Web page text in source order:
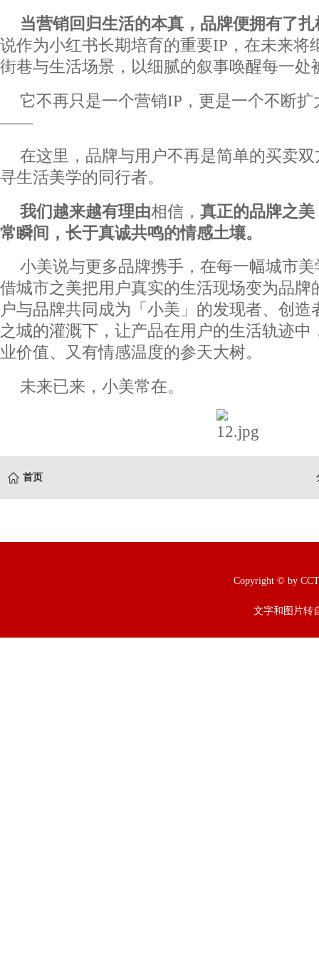
当营销回归生活的本真，品牌便拥有了
说作为小红书长期培育的重要IP，在未来将
街巷与生活场景，以细腻的叙事唤醒每一处
它不再只是一个营销IP，更是一个不断
——
在这里，品牌与用户不再是简单的买卖
寻生活美学的同行者。
我们越来越有理由相信， 真正的品牌之
常瞬间，长于真诚共鸣的情感土壤。
小美说与更多品牌携手，在每一幅城市
借城市之美把用户真实的生活现场变为品牌
户与品牌共同成为「小美」的发现者、创造
之城的灌溉下，让产品在用户的生活轨迹中
业价值、又有情感温度的参天大树。
未来已来，小美常在。
首页
Copyright © by
文字和图片转